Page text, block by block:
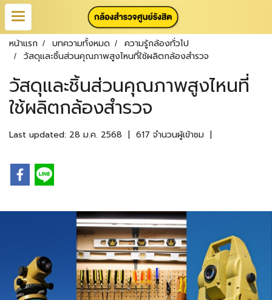
หน้าแรก บทความทั้งหมด
ความรู้กล้องทั่วไป
วัสดุและชิ้นส่วนคุณภาพสูงไหนที่ใช้ผลิตกล้องสำรวจ
วัสดุและชิ้นส่วนคุณภาพสูงไหนที่
ใช้ผลิตกล้องสำรวจ
Last updated: 28 ม.ค. 2568 | 617 จำนวนผู้เข้าชม |